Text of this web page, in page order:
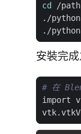
cd
安裝完
# 在